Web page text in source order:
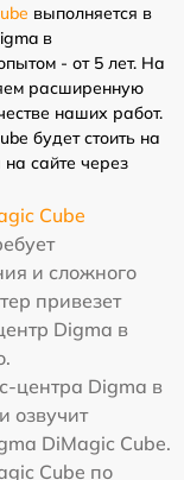
выполняется в
в
- от 5 лет. На
расширенную
наших работ.
будет стоить на
сайте через
Cube
и сложного
привезет
Digma в
центра Digma в
озвучит
DiMagic Cube.
Cube по